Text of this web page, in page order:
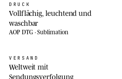
DRUCK
Vollflächig, leuchtend und
waschbar
AOP DTG · Sublimation
VERSAND
Weltweit mit
Sendungsverfolgung